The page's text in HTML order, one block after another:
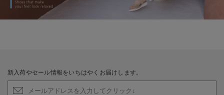
新入荷やセール情報をいちはやくお届けします。